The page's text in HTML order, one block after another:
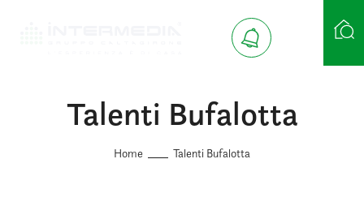
Talenti Bufalotta
Home Talenti Bufalotta